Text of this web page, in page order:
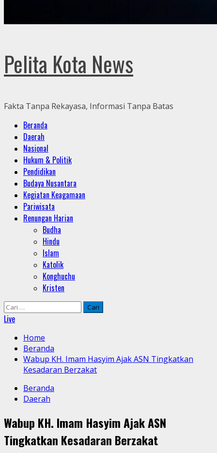
Pelita Kota News
Fakta Tanpa Rekayasa, Informasi Tanpa Batas
Primary
Menu
Beranda
Daerah
Nasional
Hukum & Politik
Pendidikan
Budaya Nusantara
Kegiatan Keagamaan
Pariwisata
Renungan Harian
Budha
Hindu
Islam
Katolik
Konghuchu
Kristen
Cari
untuk:
Live
Home
Beranda
Wabup KH. Imam Hasyim Ajak ASN Tingkatkan
Kesadaran Berzakat
Beranda
Daerah
Wabup KH. Imam Hasyim Ajak ASN
Tingkatkan Kesadaran Berzakat